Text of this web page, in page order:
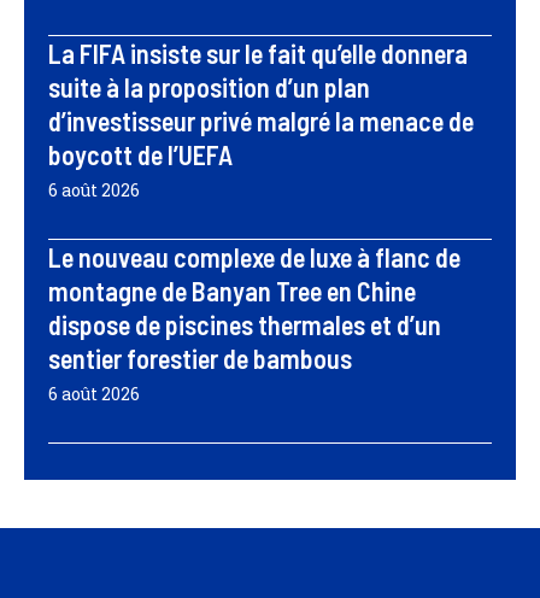
La FIFA insiste sur le fait qu’elle donnera
suite à la proposition d’un plan
d’investisseur privé malgré la menace de
boycott de l’UEFA
6 août 2026
Le nouveau complexe de luxe à flanc de
montagne de Banyan Tree en Chine
dispose de piscines thermales et d’un
sentier forestier de bambous
6 août 2026